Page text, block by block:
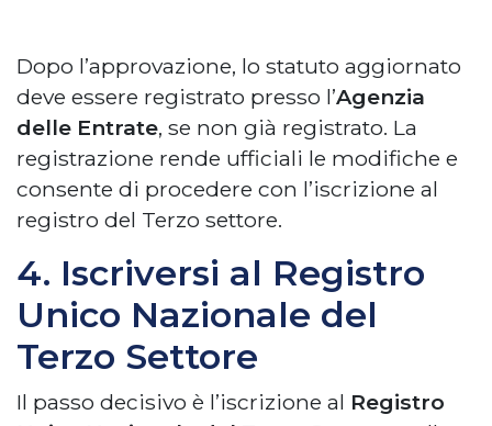
Dopo l’approvazione, lo statuto aggiornato
deve essere registrato presso l’Agenzia
delle Entrate, se non già registrato. La
registrazione rende ufficiali le modifiche e
consente di procedere con l’iscrizione al
registro del Terzo settore.
4. Iscriversi al Registro
Unico Nazionale del
Terzo Settore
Il passo decisivo è l’iscrizione al Registro